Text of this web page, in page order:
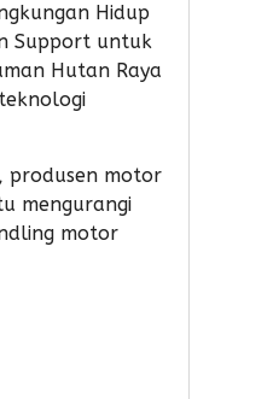
Hidup
Support untuk
Hutan Raya
produsen motor
mengurangi
motor